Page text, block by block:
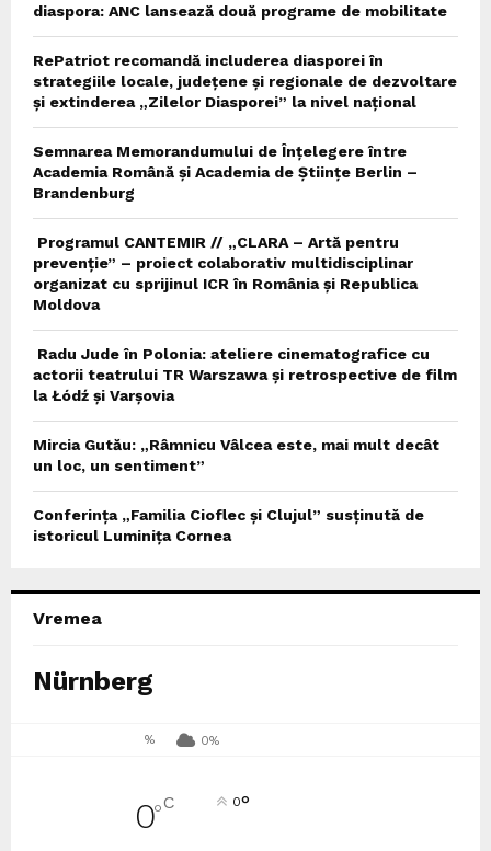
diaspora: ANC lansează două programe de mobilitate
RePatriot recomandă includerea diasporei în
strategiile locale, județene și regionale de dezvoltare
și extinderea „Zilelor Diasporei” la nivel național
Semnarea Memorandumului de Înțelegere între
Academia Română și Academia de Științe Berlin –
Brandenburg
Programul CANTEMIR // „CLARA – Artă pentru
prevenție” – proiect colaborativ multidisciplinar
organizat cu sprijinul ICR în România și Republica
Moldova
Radu Jude în Polonia: ateliere cinematografice cu
actorii teatrului TR Warszawa și retrospective de film
la Łódź și Varșovia
Mircia Gutău: „Râmnicu Vâlcea este, mai mult decât
un loc, un sentiment”
Conferința „Familia Cioflec și Clujul” susținută de
istoricul Luminița Cornea
Vremea
Nürnberg
% 0%
0°C 0°